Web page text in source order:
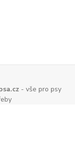
- vše pro psy